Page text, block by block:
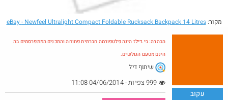
מקור: eBay- Newfeel Ultralight Compact Foldable Rucksack Backpack 14 Litres
עקוב
הבהרה: בי.דילז הינה פלטפורמה חברתית פתוחה והתכנים המתפרסמים בה
הינם מטעם הגולשים.
שיתוף דיל